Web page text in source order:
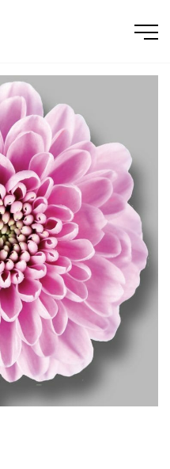
FRANÇAIS РУССКИЙ